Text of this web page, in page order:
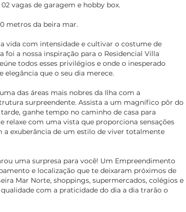
vagas de garagem e hobby box.
metros da beira mar.
vida com intensidade e cultivar o costume de
foi a nossa inspiração para o Residencial Villa
todos esses privilégios e onde o inesperado
que o seu dia merece.
das áreas mais nobres da Ilha com a
surpreendente. Assista a um magnífico pôr do
ganhe tempo no caminho de casa para
relaxe com uma vista que proporciona sensações
a exuberância de um estilo de viver totalmente
uma surpresa para você! Um Empreendimento
e localização que te deixaram próximos de
Mar Norte, shoppings, supermercados, colégios e
com a praticidade do dia a dia trarão o